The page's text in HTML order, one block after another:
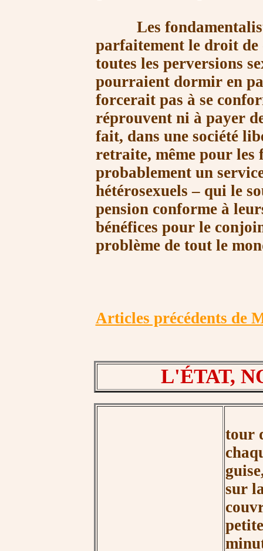
Les
parfaitement le droit
toutes les perversions
pourraient dormir en
forcerait pas à se
réprouvent ni à payer
fait, dans une société
retraite, même pour les
probablement un
hétérosexuels – qui le
pension conforme à
bénéfices pour le
problème de tout le
Articles précédents de
L'ÉTAT,
tour
sur